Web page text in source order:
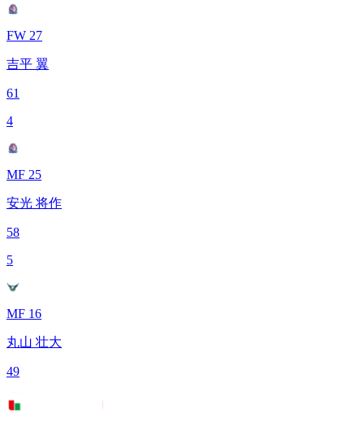
FW 27
吉平 翼
61
4
MF 25
安光 将作
58
5
MF 16
丸山 壮大
49